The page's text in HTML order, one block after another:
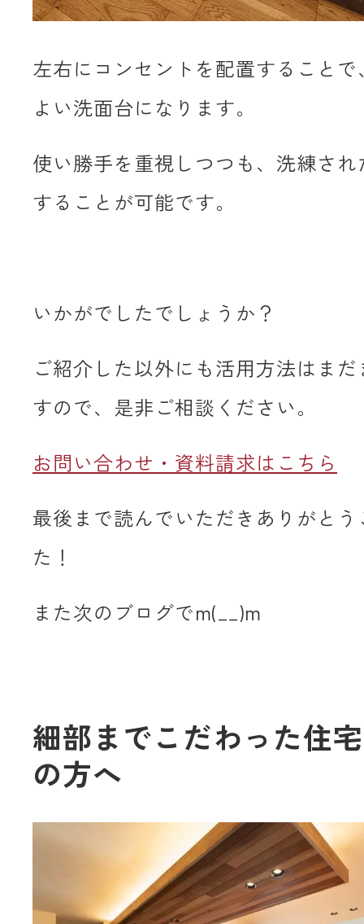
左右にコンセントを配置すること
よい洗面台になります。
使い勝手を重視しつつも、洗練さ
することが可能です。
いかがでしたでしょうか？
ご紹介した以外にも活用方法はま
すので、是非ご相談ください。
お問い合わせ・資料請求はこちら
最後まで読んでいただきありがと
た！
また次のブログでm(__)m
細部までこだわった住
の方へ